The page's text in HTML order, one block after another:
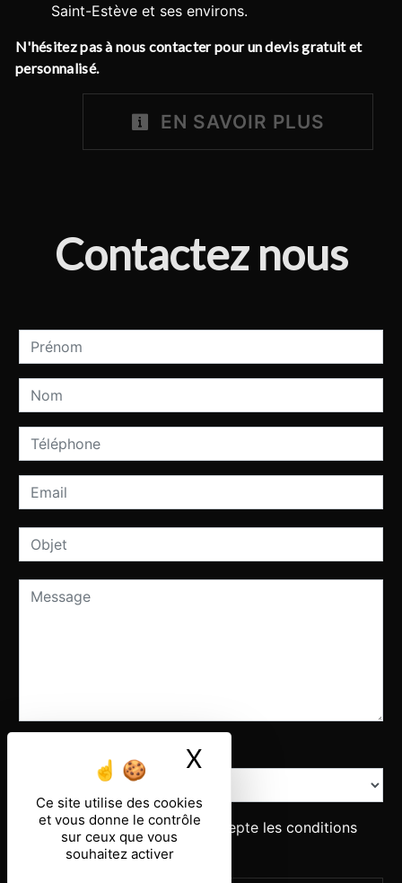
Ce site utilise des cookies
et vous donne le contrôle
sur ceux que vous
souhaitez activer
X
Saint-Estève et ses environs.
N'hésitez pas à nous contacter pour un devis gratuit et
personnalisé.
EN SAVOIR PLUS
Contactez nous
Combien font dix plus dix
En cochant cette case, j'accepte les conditions
particulières ci-dessous **